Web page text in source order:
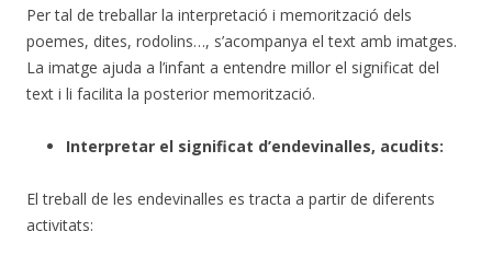
Per tal de treballar la interpretació i memorització dels
poemes, dites, rodolins…, s’acompanya el text amb imatges.
La imatge ajuda a l’infant a entendre millor el significat del
text i li facilita la posterior memorització.
Interpretar el significat d’endevinalles, acudits:
El treball de les endevinalles es tracta a partir de diferents
activitats: